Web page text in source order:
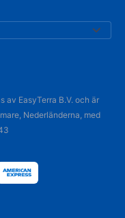
av EasyTerra B.V. och är
Nederländerna, med